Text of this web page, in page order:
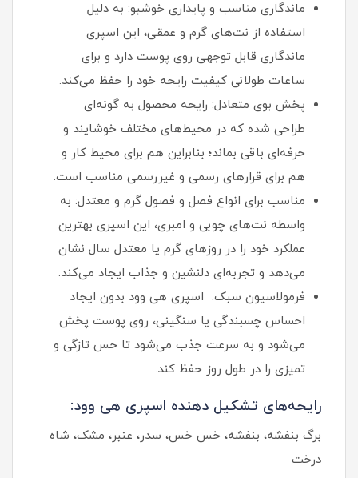
ماندگاری مناسب و پایداری خوشبو: به‌ دلیل
استفاده از نت‌های گرم و عمقی، این اسپری
ماندگاری قابل‌ توجهی روی پوست دارد و برای
ساعات طولانی کیفیت رایحه خود را حفظ می‌کند.
پخش بوی متعادل: رایحه محصول به گونه‌ای
طراحی شده که در محیط‌های مختلف خوشایند و
حرفه‌ای باقی بماند؛ بنابراین هم برای محیط کار و
هم برای قرارهای رسمی و غیررسمی مناسب است.
مناسب برای انواع فصل‌ و فصول گرم و معتدل: به‌
واسطه نت‌های چوبی و امبری، این اسپری بهترین
عملکرد خود را در روزهای گرم یا معتدل سال نشان
می‌دهد و تجربه‌ای دلنشین و جذاب ایجاد می‌کند.
فرمولاسیون سبک: اسپری هی وود بدون ایجاد
احساس چسبندگی یا سنگینی، روی پوست پخش
می‌شود و به سرعت جذب می‌شود تا حس تازگی و
تمیزی را در طول روز حفظ کند.
رایحه‌های تشکیل دهنده اسپری هی وود:
برگ بنفشه، بنفشه، خس خس، سدر، عنبر، مشک، شاه
درخت